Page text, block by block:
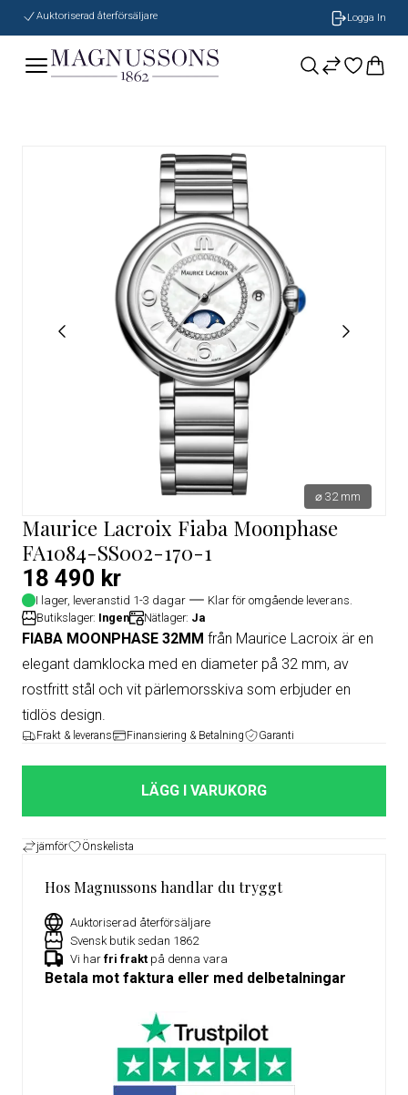
Auktoriserad återförsäljare Logga In
⌀ 32 mm
Maurice Lacroix Fiaba Moonphase
FA1084-SS002-170-1
18 490 kr
I lager, leveranstid 1-3 dagar
Klar för omgående leverans.
Butikslager: Ingen Nätlager: Ja
FIABA MOONPHASE 32MM från Maurice Lacroix är en
elegant damklocka med en diameter på 32 mm, av
rostfritt stål och vit pärlemorsskiva som erbjuder en
tidlös design.
Frakt & leverans Finansiering & Betalning Garanti
LÄGG I VARUKORG
jämför Önskelista
Hos Magnussons handlar du tryggt
Auktoriserad återförsäljare
Svensk butik sedan 1862
Vi har fri frakt på denna vara
Betala mot faktura eller med delbetalningar